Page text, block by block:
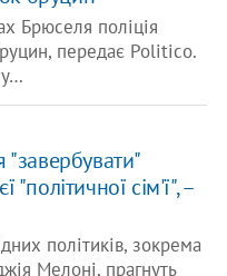
Брюселя поліція
передає Politico.
"завербувати"
сім'ї", –
політиків, зокрема
Мелоні, прагнуть